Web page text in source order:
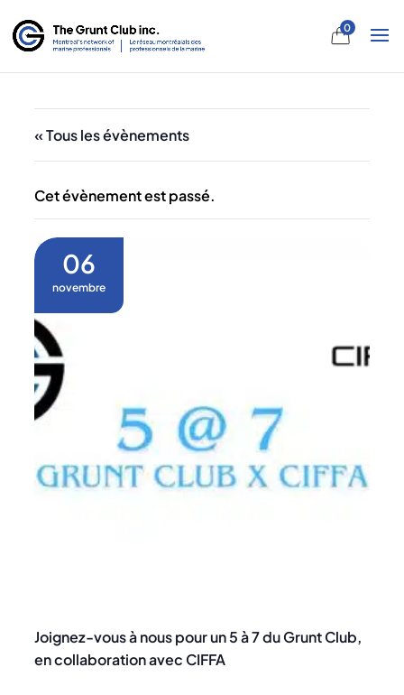
0
« Tous les évènements
Cet évènement est passé.
06
novembre
Joignez-vous à nous pour un 5 à 7 du Grunt Club,
en collaboration avec CIFFA